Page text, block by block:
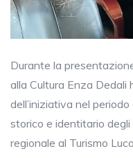
Durante la
alla Cultura Enza Dedali
dell’iniziativa nel
storico e identitario degli
regionale al Turismo